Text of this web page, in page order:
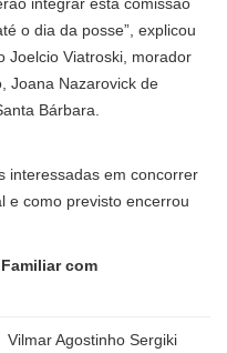
integrar esta comissão
o dia da posse”, explicou
Joelcio Viatroski, morador
Joana Nazarovick de
Bárbara.
interessadas em concorrer
e como previsto encerrou
com
Vilmar Agostinho Sergiki